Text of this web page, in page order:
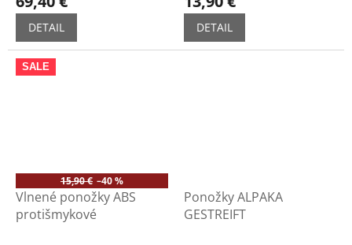
DETAIL DETAIL
SALE
15,90 € –40 %
Vlnené ponožky ABS
protišmykové
Ponožky ALPAKA
GESTREIFT